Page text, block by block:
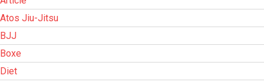
Atos Jiu-Jitsu
BJJ
Boxe
Diet